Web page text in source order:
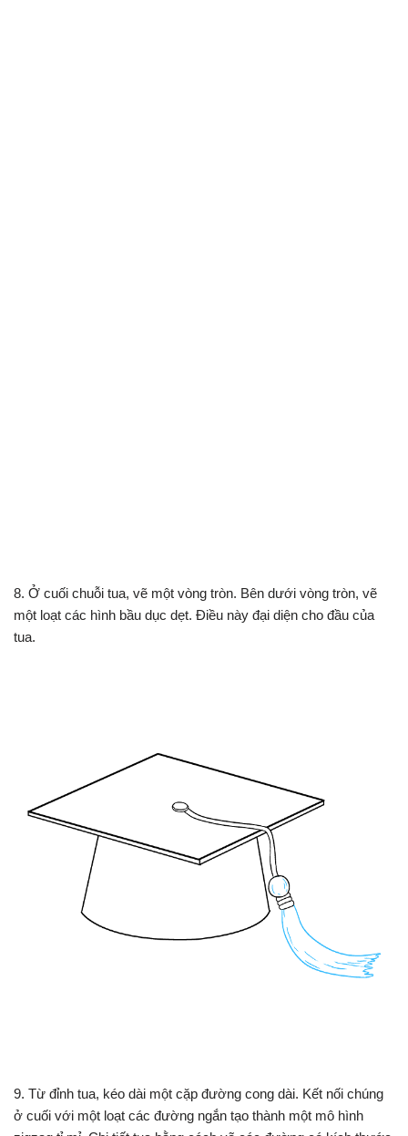
8. Ở cuối chuỗi tua, vẽ một vòng tròn. Bên dưới vòng tròn, vẽ
một loạt các hình bầu dục dẹt. Điều này đại diện cho đầu của
tua.
9. Từ đỉnh tua, kéo dài một cặp đường cong dài. Kết nối chúng
ở cuối với một loạt các đường ngắn tạo thành một mô hình